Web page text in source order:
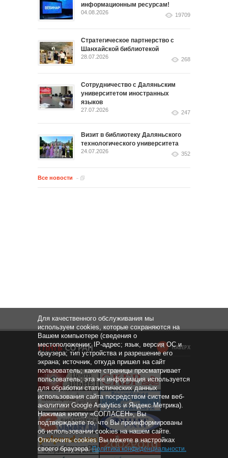
информационным ресурсам!
04.08.2026 19709
Стратегическое партнерство с
Шанхайской библиотекой
28.07.2026 268
Сотрудничество с Даляньским
университетом иностранных
языков
27.07.2026 247
Визит в библиотеку Даляньского
технологического университета
24.07.2026 352
Все новости
НАВЕРХ
Для качественного обслуживания мы
используем cookies, которые сохраняются на
Вашем компьютере (сведения о
местоположении; IP-адрес; язык, версия ОС и
браузера; тип устройства и разрешение его
экрана; источник, откуда пришел на сайт
пользователь; какие страницы просматривает
пользователь; эта же информация используется
для обработки статистических данных
использования сайта посредством систем веб-
аналитики Google Analytics и Яндекс.Метрика).
Нажимая кнопку «СОГЛАСЕН», Вы
подтверждаете то, что Вы проинформированы
об использовании cookies на нашем сайте.
Отключить cookies Вы можете в настройках
своего браузера.Политика конфиденциальности.